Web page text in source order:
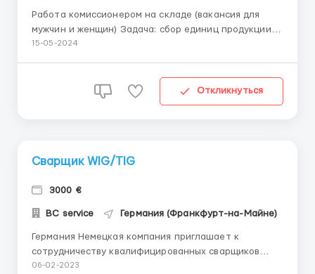
Работа комиссионером на складе (вакансия для
мужчин и женщин) Задача: сбор единиц продукции
на складе Зарплата 12 евро в час нетто. График:
месяц из заработной платы. Транспорт
предоставляется за счёт ...
15-05-2024
Откликнуться
Сварщик WIG/TIG
3000 €
BC service Германия (Франкфурт-на-Майне)
Германия Немецкая компания приглашает к
сотрудничеству квалифицированных сварщиков
(методы сварки WIG/TIG) Зарплата в час составляет
06-02-2023